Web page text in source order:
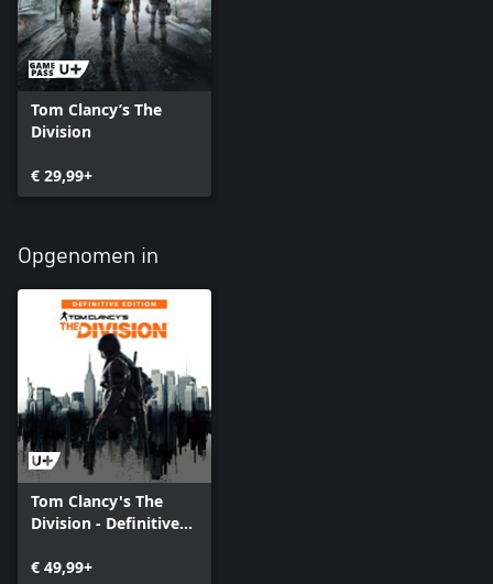
Tom Clancy’s The
Division
€ 29,99+
Opgenomen in
Tom Clancy's The
Division - Definitive
€ 49,99+